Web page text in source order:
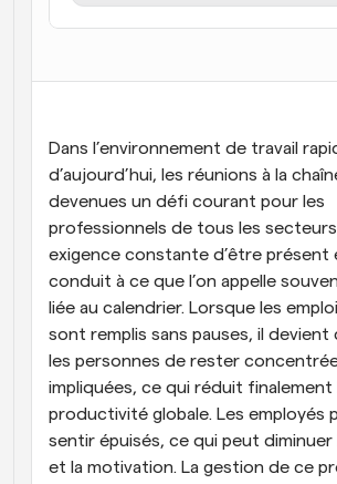
alimentés par l'IA
jour
Réunions instantanées
Liens de groupe dynamique
Réservez facilement des réunions
personnes
Webhooks
Dans l’environnement de travail
d’aujourd’hui, les réunions à la
devenues un défi courant pour les
professionnels de tous les
exigence constante d’être présent
conduit à ce que l’on appelle
liée au calendrier. Lorsque les
sont remplis sans pauses, il
les personnes de rester
impliquées, ce qui réduit finalement
productivité globale. Les employés
sentir épuisés, ce qui peut
et la motivation. La gestion de ce